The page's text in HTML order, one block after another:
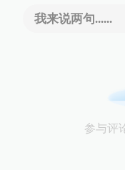
我来说两句......
参与评